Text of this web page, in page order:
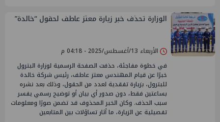
الوزارة تحذف خبر زيارة معتز عاطف لحقول “خالدة”
الأربعاء 13/أغسطس/2025 - 04:18 م
في خطوة مفاجئة، حذفت الصفحة الرسمية لوزارة البترول
خبرًا عن قيام المهندس معتز عاطف، رئيس شركة خالدة
للبترول، بزيارة تفقدية لعدد من الحقول، وذلك بعد نشره
بساعتين فقط، دون صدور أي بيان أو توضيح رسمي يفسر
سبب الحذف. وكان الخبر المحذوف قد تضمن صورًا ومعلومات
تفصيلية عن الزيارة، ما أثار تساؤلات بين المتابعين